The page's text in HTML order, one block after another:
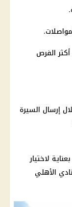
.
الفرص
إرسال السيرة
لاختيار
الأهلي